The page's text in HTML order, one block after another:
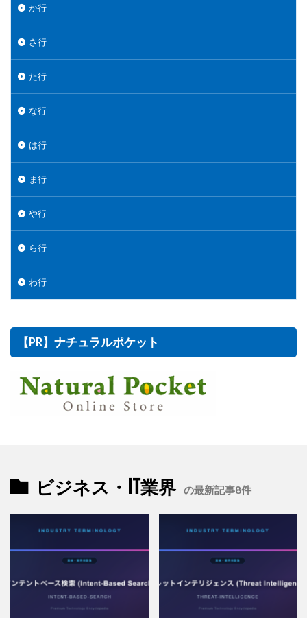
か行
さ行
た行
な行
は行
ま行
や行
ら行
わ行
【PR】ナチュラルポケット
ビジネス・IT業界 の最新記事8件